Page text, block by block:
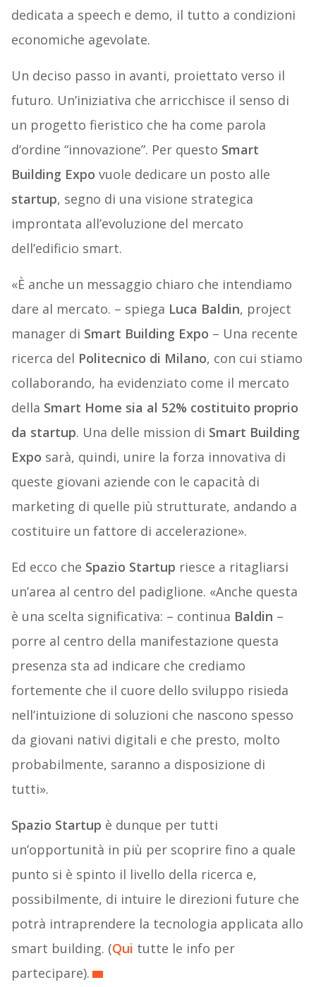
dedicata a speech e demo, il tutto a condizioni
economiche agevolate.
Un deciso passo in avanti, proiettato verso il
futuro. Un’iniziativa che arricchisce il senso di
un progetto fieristico che ha come parola
d’ordine “innovazione”. Per questo Smart
Building Expo vuole dedicare un posto alle
startup, segno di una visione strategica
improntata all’evoluzione del mercato
dell’edificio smart.
«È anche un messaggio chiaro che intendiamo
dare al mercato. – spiega Luca Baldin, project
manager di Smart Building Expo – Una recente
ricerca del Politecnico di Milano, con cui stiamo
collaborando, ha evidenziato come il mercato
della Smart Home sia al 52% costituito proprio
da startup. Una delle mission di Smart Building
Expo sarà, quindi, unire la forza innovativa di
queste giovani aziende con le capacità di
marketing di quelle più strutturate, andando a
costituire un fattore di accelerazione».
Ed ecco che Spazio Startup riesce a ritagliarsi
un’area al centro del padiglione. «Anche questa
è una scelta significativa: – continua Baldin –
porre al centro della manifestazione questa
presenza sta ad indicare che crediamo
fortemente che il cuore dello sviluppo risieda
nell’intuizione di soluzioni che nascono spesso
da giovani nativi digitali e che presto, molto
probabilmente, saranno a disposizione di
tutti».
Spazio Startup è dunque per tutti
un’opportunità in più per scoprire fino a quale
punto si è spinto il livello della ricerca e,
possibilmente, di intuire le direzioni future che
potrà intraprendere la tecnologia applicata allo
smart building. (Qui tutte le info per
partecipare).